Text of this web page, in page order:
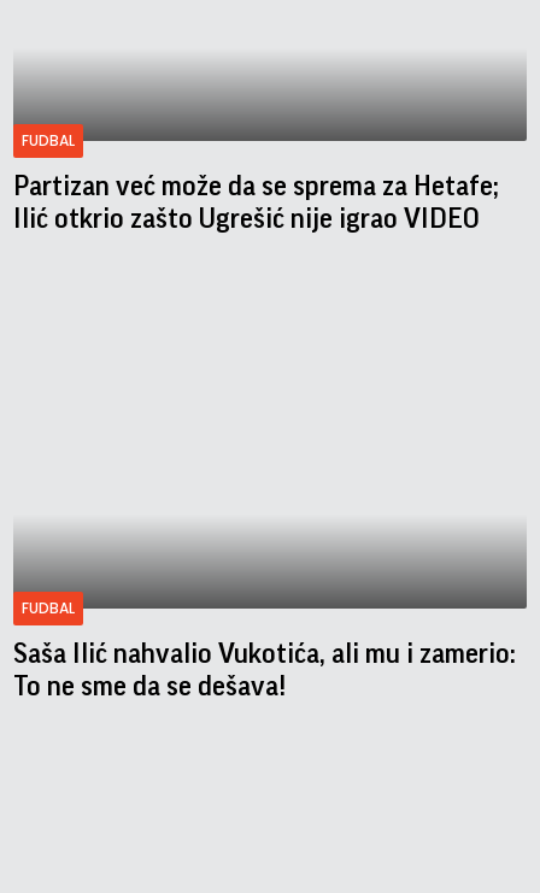
FUDBAL
Partizan već može da se sprema za Hetafe;
Ilić otkrio zašto Ugrešić nije igrao VIDEO
FUDBAL
Saša Ilić nahvalio Vukotića, ali mu i zamerio:
To ne sme da se dešava!